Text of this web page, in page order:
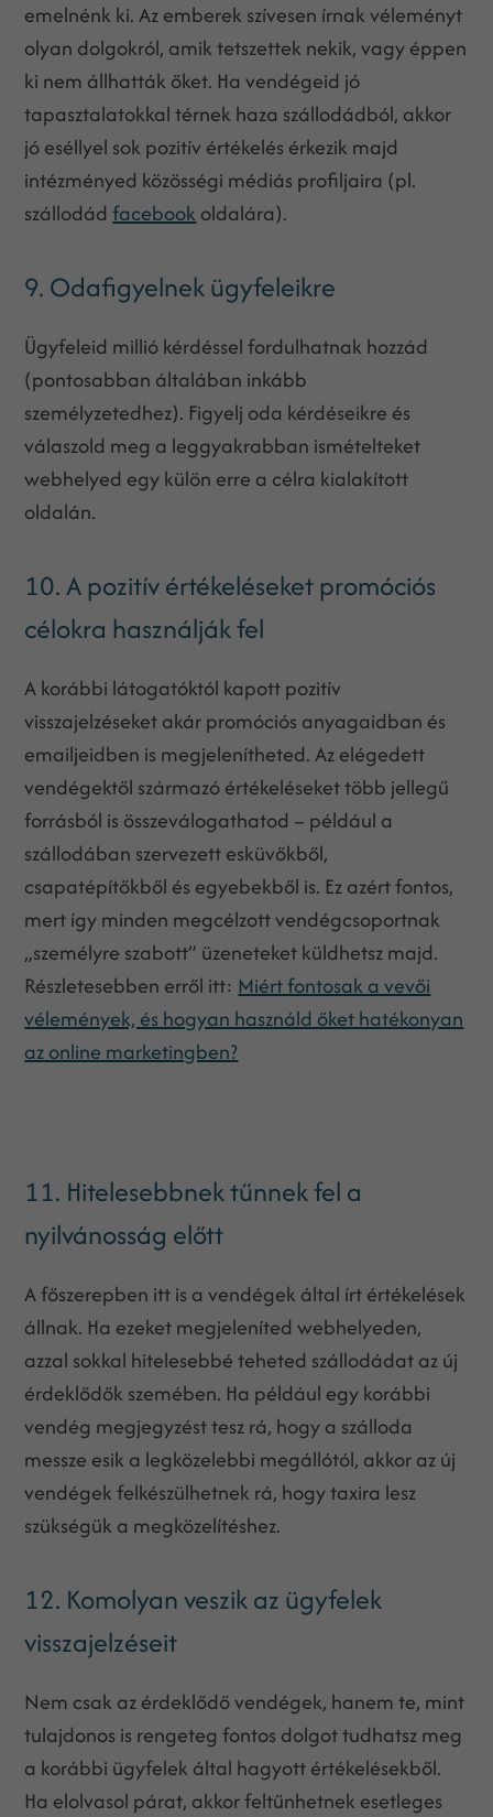
emelnénk ki. Az emberek szívesen írnak véleményt
olyan dolgokról, amik tetszettek nekik, vagy éppen
ki nem állhatták őket. Ha vendégeid jó
tapasztalatokkal térnek haza szállodádból, akkor
jó eséllyel sok pozitív értékelés érkezik majd
intézményed közösségi médiás profiljaira (pl.
szállodádfacebookoldalára).
9. Odafigyelnek ügyfeleikre
Ügyfeleid millió kérdéssel fordulhatnak hozzád
(pontosabban általában inkább
személyzetedhez). Figyelj oda kérdéseikre és
válaszold meg a leggyakrabban ismételteket
webhelyed egy külön erre a célra kialakított
oldalán.
10. A pozitív értékeléseket promóciós
célokra használják fel
A korábbi látogatóktól kapott pozitív
visszajelzéseket akár promóciós anyagaidban és
emailjeidben is megjelenítheted. Az elégedett
vendégektől származó értékeléseket több jellegű
forrásból is összeválogathatod – például a
szállodában szervezett esküvőkből,
csapatépítőkből és egyebekből is. Ez azért fontos,
mert így minden megcélzott vendégcsoportnak
„személyre szabott” üzeneteket küldhetsz majd.
Részletesebben erről itt: Miért fontosak a vevői
vélemények, és hogyan használd őket hatékonyan
az online marketingben?
11. Hitelesebbnek tűnnek fel a
nyilvánosság előtt
A főszerepben itt is a vendégek által írt értékelések
állnak. Ha ezeket megjeleníted webhelyeden,
azzal sokkal hitelesebbé teheted szállodádat az új
érdeklődők szemében. Ha például egy korábbi
vendég megjegyzést tesz rá, hogy a szálloda
messze esik a legközelebbi megállótól, akkor az új
vendégek felkészülhetnek rá, hogy taxira lesz
szükségük a megközelítéshez.
12. Komolyan veszik az ügyfelek
visszajelzéseit
Nem csak az érdeklődő vendégek, hanem te, mint
tulajdonos is rengeteg fontos dolgot tudhatsz meg
a korábbi ügyfelek által hagyott értékelésekből.
Ha elolvasol párat, akkor feltűnhetnek esetleges